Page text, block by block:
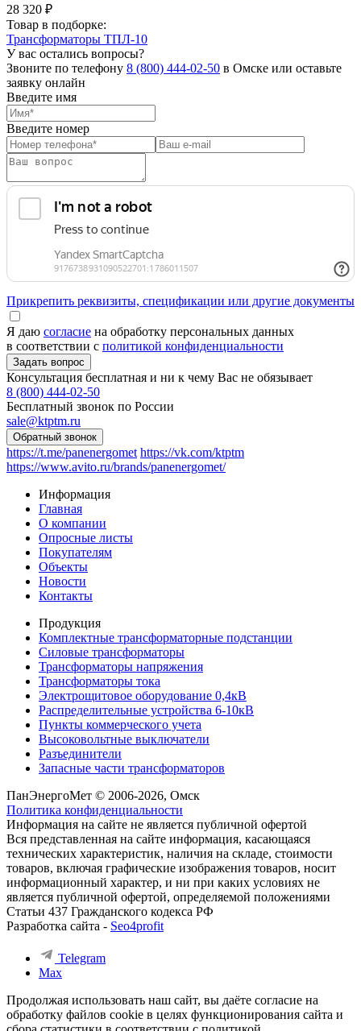
28 320 ₽
Товар в подборке:
Трансформаторы ТПЛ-10
У вас остались вопросы?
Звоните по телефону 8 (800) 444-02-50 в Омске или оставьте
заявку онлайн
Введите имя
Введите номер
Прикрепить реквизиты, спецификации или другие документы
Я даю согласие на обработку персональных данных
в соответствии с политикой конфиденциальности
Консультация бесплатная и ни к чему Вас не обязывает
8 (800) 444-02-50
Бесплатный звонок по России
sale@ktptm.ru
https://t.me/panenergomet https://vk.com/ktptm
https://www.avito.ru/brands/panenergomet/
Информация
Главная
О компании
Опросные листы
Покупателям
Объекты
Новости
Контакты
Продукция
Комплектные трансформаторные подстанции
Силовые трансформаторы
Трансформаторы напряжения
Трансформаторы тока
Электрощитовое оборудование 0,4кВ
Распределительные устройства 6-10кВ
Пункты коммерческого учета
Высоковольтные выключатели
Разъединители
Запасные части трансформаторов
ПанЭнергоМет © 2006-2026, Омск
Политика конфиденциальности
Информация на сайте не является публичной офертой
Вся представленная на сайте информация, касающаяся
технических характеристик, наличия на складе, стоимости
товаров, включая графические изображения товаров, носит
информационный характер, и ни при каких условиях не
является публичной офертой, определяемой положениями
Статьи 437 Гражданского кодекса РФ
Разработка сайта - Seo4profit
Telegram
Max
Продолжая использовать наш сайт, вы даёте согласие на
обработку файлов cookie в целях функционирования сайта и